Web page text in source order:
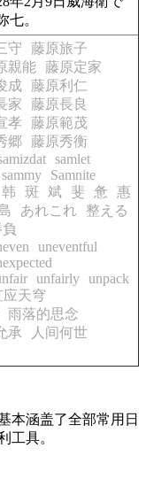
七。
守
藤原旅子
親能 藤原定家
成 藤原利仁
家
藤原長良
孝
藤原範茂
郷 藤原秀衡
samlet
sammy
Samnite
韩 斑 斌 斐 惫
惠
あれこれ 整える
負
uneventful
unfairly unpack
天穹
雨落的思念
承
人间何世
本涵盖了全部常用日
工具。